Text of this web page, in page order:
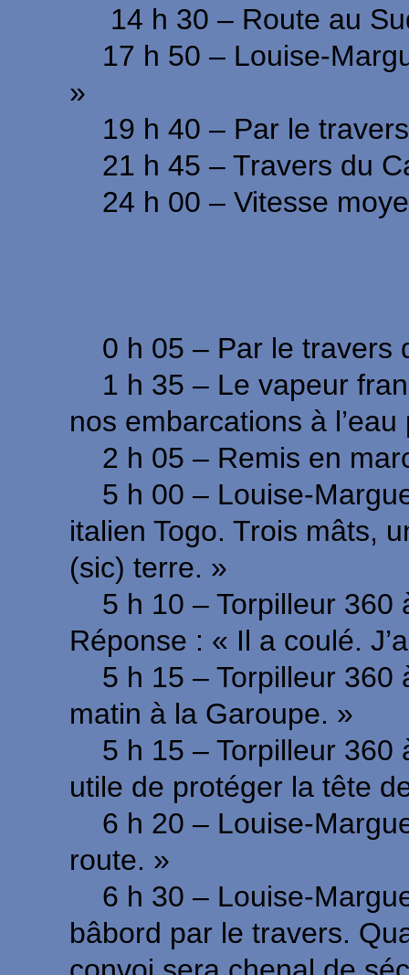
14 h 30 – Route au
17 h 50 – Louise-
»
19 h 40 – Par le
21 h 45 – Travers du
24 h 00 – Vitesse
0 h 05 – Par le travers
1 h 35 – Le vapeur
nos embarcations à
2 h 05 – Remis en
5 h 00 – Louise-
italien Togo. Trois mâts,
(sic) terre. »
5 h 10 – Torpilleur
Réponse : « Il a coulé.
5 h 15 – Torpilleur 360
matin à la Garoupe. »
5 h 15 – Torpilleur 360
utile de protéger la tête
6 h 20 – Louise-
route. »
6 h 30 – Louise-
bâbord par le travers.